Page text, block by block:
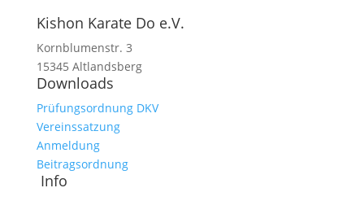
Kishon Karate Do e.V.
Kornblumenstr. 3
15345 Altlandsberg
Downloads
Prüfungsordnung DKV
Vereinssatzung
Anmeldung
Beitragsordnung
Info